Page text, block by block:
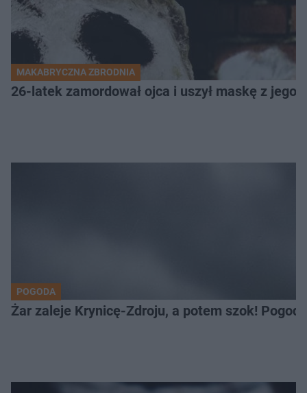
MAKABRYCZNA ZBRODNIA
26-latek zamordował ojca i uszył maskę z
POGODA
Żar zaleje Krynicę-Zdroju, a potem szok!